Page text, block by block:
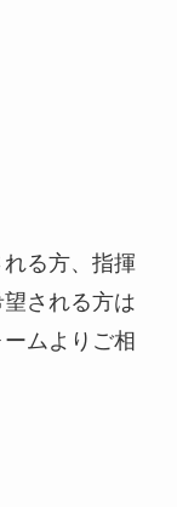
る方、指揮
される方は
ムよりご相